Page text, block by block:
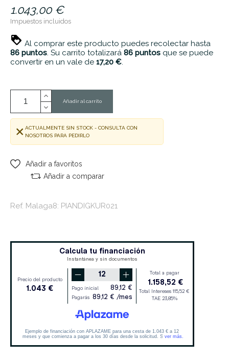
1.043,00 €
Impuestos incluidos
Al comprar este producto puedes recolectar hasta
86 puntos. Su carrito totalizará 86 puntos que se puede
convertir en un vale de 17,20 €.
Añadir al carrito
ACTUALMENTE SIN STOCK - CONSULTA CON
NOSOTROS PARA PEDIRLO
Añadir a favoritos
Añadir a comparar
Ref. Malaga8: PIANDIGKUR021